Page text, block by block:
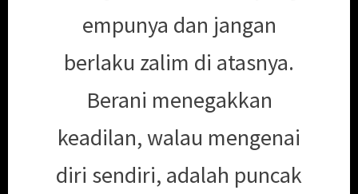
empunya dan jangan
berlaku zalim di atasnya.
Berani menegakkan
keadilan, walau mengenai
diri sendiri, adalah puncak